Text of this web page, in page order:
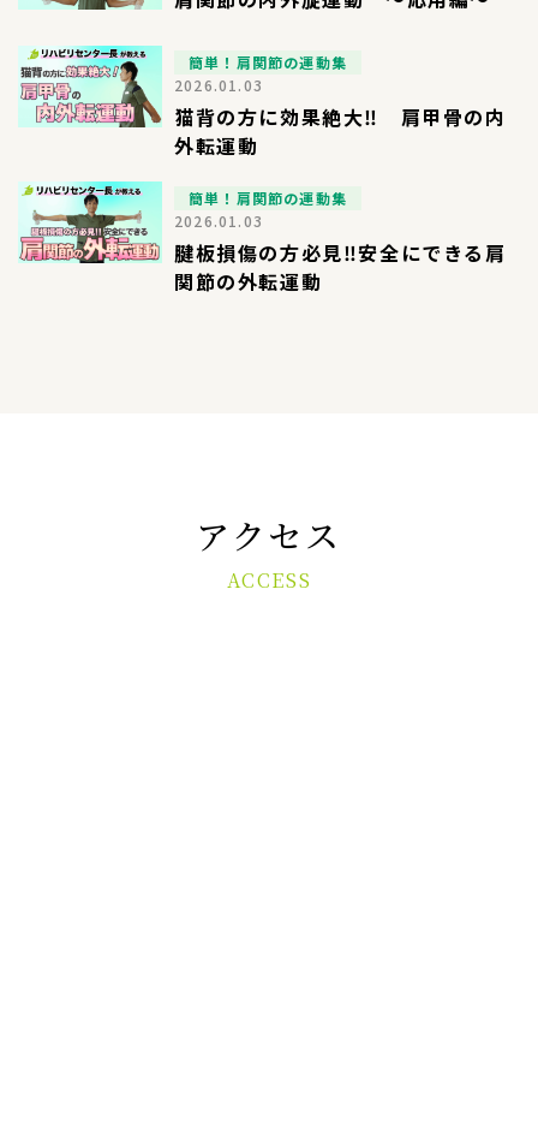
簡単！肩関節の運動集
2026.01.03
猫背の方に効果絶大‼︎ 肩甲骨の内
外転運動
簡単！肩関節の運動集
2026.01.03
腱板損傷の方必見‼︎安全にできる肩
関節の外転運動
アクセス
ACCESS